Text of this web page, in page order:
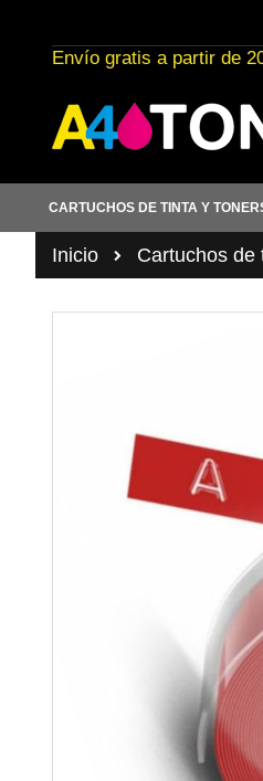
al
contenido
Envío gratis a partir de
CARTUCHOS DE TINTA Y
Inicio Cartuchos de